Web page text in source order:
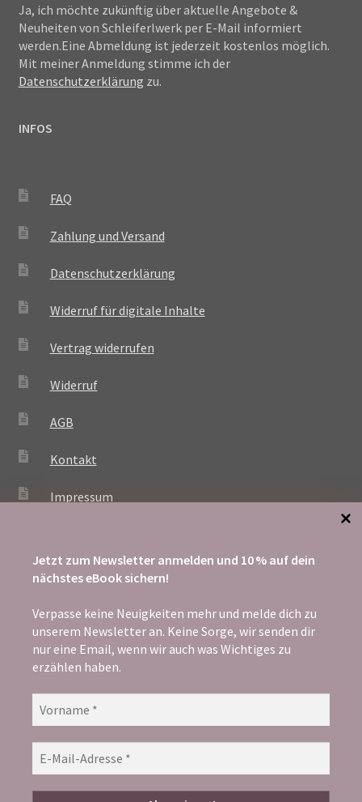
Jetzt zum Newsletter anmelden und 10 % auf dein
nächstes eBook sichern!
Verpasse keine Neuigkeiten mehr und melde dich zu
unserem Newsletter an. Keine Sorge, wir senden dir
nur eine Email, wenn wir auch was Wichtiges zu
erzählen haben.
Ja, ich möchte zukünftig über aktuelle Angebote &
Neuheiten von Schleiferlwerk per E-Mail informiert
werden.Eine Abmeldung ist jederzeit kostenlos möglich.
Mit meiner Anmeldung stimme ich der
Datenschutzerklärung zu.
INFOS
FAQ
Zahlung und Versand
Datenschutzerklärung
Widerruf für digitale Inhalte
Vertrag widerrufen
Widerruf
AGB
Kontakt
Impressum
ZAHLUNG